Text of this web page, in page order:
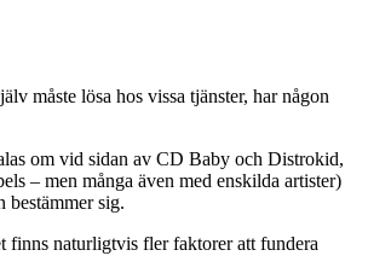
måste lösa hos vissa tjänster, har någon
om vid sidan av CD Baby och Distrokid,
– men många även med enskilda artister)
bestämmer sig.
finns naturligtvis fler faktorer att fundera